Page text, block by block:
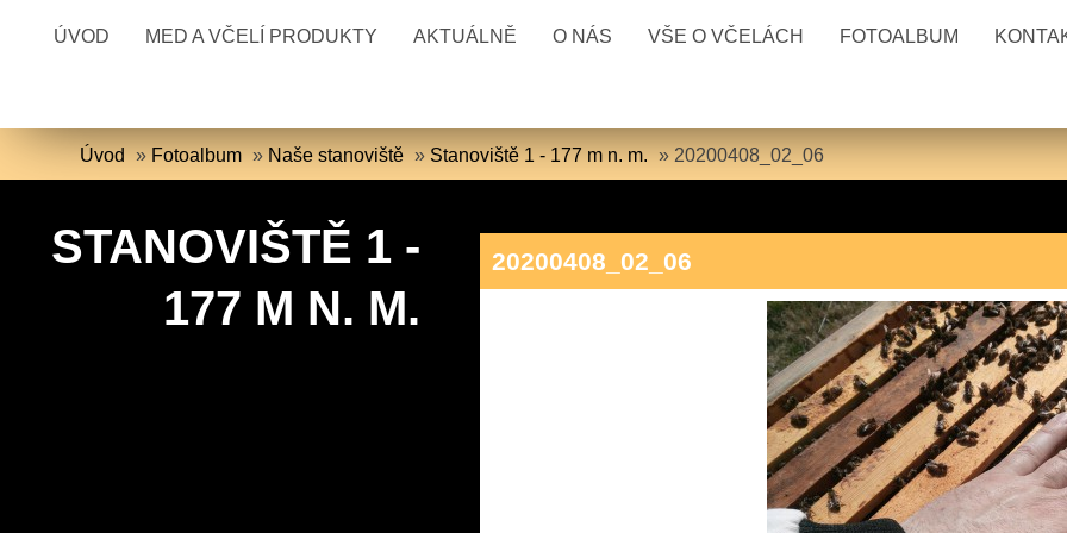
ÚVOD MED A VČELÍ PRODUKTY AKTUÁLNĚ O NÁS VŠE O VČELÁCH FOTOALBUM
Úvod » Fotoalbum » Naše stanoviště » Stanoviště 1 - 177 m n. m. » 20200408_02_06
STANOVIŠTĚ 1 -
177 M N. M.
20200408_02_06